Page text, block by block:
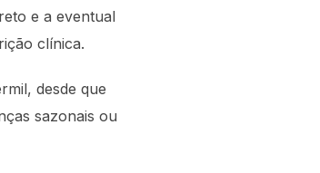
e a eventual
clínica.
desde que
sazonais ou